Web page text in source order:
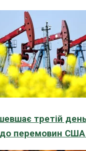
третій
перемовин США